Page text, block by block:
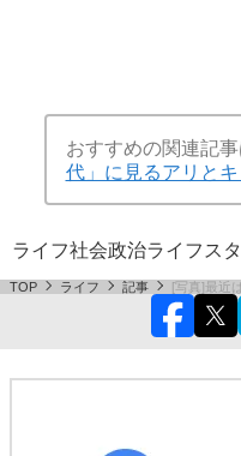
おすすめの関連記
代」に見るアリと
ライフ社会政治ライフス
TOP ライフ 記事 [写真]最近